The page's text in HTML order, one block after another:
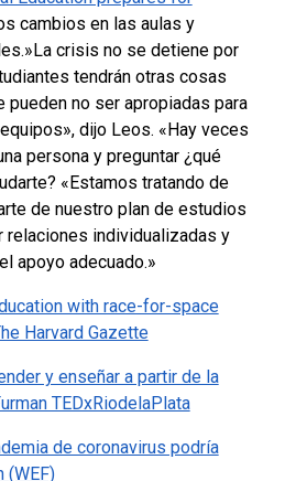
cambios en las aulas y
crisis no se detiene por
tendrán otras cosas
pueden no ser apropiadas para
dijo Leos. «Hay veces
persona y preguntar ¿qué
«Estamos tratando de
de nuestro plan de estudios
relaciones individualizadas y
apoyo adecuado.»
with race-for-space
Harvard Gazette
y enseñar a partir de la
TEDxRiodelaPlata
de coronavirus podría
(WEF)